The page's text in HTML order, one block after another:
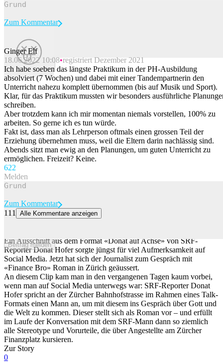
Beitrag melden
Zum Kommentar
Ginger Elf
18.06.2022 10:08 registriert Dezember 2021
Ich habe soeben das längste Praktikum in der PH-Ausbildung
absolviert (7 Wochen) und dabei mit einer Tandempartnerin den
Unterricht nahezu komplett übernommen (bis auf Musik und Sport).
Klar, für das Praktikum mussten wir besonders ausführliche
schreiben.
Aber trotzdem kann ich mir momentan niemals vorstellen, 100% zu
arbeiten. So gerne ich es tun würde.
Fakt ist, dass man als Lehrperson oftmals einen grossen Teil der
Erziehung übernehmen muss, weil die Eltern darin nachlässig sind.
Abends sitzt man ewig an den Planungen, um guten Unterricht zu
ermöglichen. Freizeit? Keine.
622
Melden
Beitrag melden
Zum Kommentar
111
Alle Kommentare anzeigen
Ein Ausschnitt aus dem Format «Donat auf Achse» von SRF-
Reporter Donat Hofer sorgte jüngst für viel Aufmerksamkeit auf
Social Media. Jetzt hat sich der Journalist zum Gespräch mit
«Finance Bro» Roman in Zürich geäussert.
An diesem Clip kam man in den vergangenen Tagen kaum vorbei,
wenn man auf Social Media unterwegs war: SRF-Reporter Donat
Hofer spricht an der Zürcher Bahnhofstrasse im Rahmen eines Talk-
Formats einen Mann an, um mit diesem ins Gespräch über Gott und
die Welt zu kommen. Dieser stellt sich als Roman vor – und erfüllt
im Laufe der Konversation mit dem SRF-Mann dann so ziemlich
alle Stereotype und Vorurteile, die über Angestellte am Zürcher
Finanzplatz kursieren.
Zur Story
0